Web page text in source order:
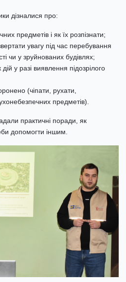
дізналися про:
предметів і як їх розпізнати;
увагу під час перебування
чи у зруйнованих будівлях;
у разі виявлення підозрілого
(чіпати, рухати,
предметів).
практичні поради, як
допомогти іншим.